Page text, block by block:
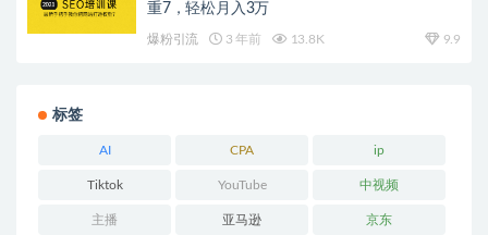
重7，轻松月入3万
爆粉引流 3 年前 13.8K 9.9
标签
AI CPA ip
Tiktok YouTube 中视频
主播 亚马逊 京东